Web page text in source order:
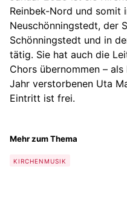
Reinbek-Nord und somit
Neuschönningstedt, der
Schönningstedt und in
tätig. Sie hat auch die
Chors übernommen –
Jahr verstorbenen Uta
Eintritt ist frei.
Mehr zum Thema
KIRCHENMUSIK